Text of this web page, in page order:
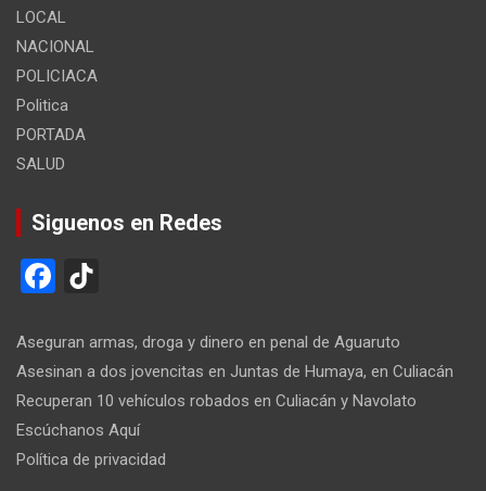
LOCAL
NACIONAL
POLICIACA
Politica
PORTADA
SALUD
Siguenos en Redes
F
ce
b
o
o
T
o
k
Aseguran armas, droga y dinero en penal de Aguaruto
Asesinan a dos jovencitas en Juntas de Humaya, en Culiacán
Recuperan 10 vehículos robados en Culiacán y Navolato
Escúchanos Aquí
Política de privacidad